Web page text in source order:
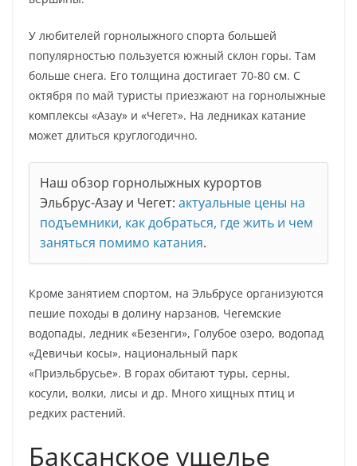
У любителей горнолыжного спорта большей
популярностью пользуется южный склон горы. Там
больше снега. Его толщина достигает 70-80 см. С
октября по май туристы приезжают на горнолыжные
комплексы «Азау» и «Чегет». На ледниках катание
может длиться круглогодично.
Наш обзор горнолыжных курортов
Эльбрус-Азау и Чегет: актуальные цены на
подъемники, как добраться, где жить и чем
заняться помимо катания.
Кроме занятием спортом, на Эльбрусе организуются
пешие походы в долину нарзанов, Чегемские
водопады, ледник «Безенги», Голубое озеро, водопад
«Девичьи косы», национальный парк
«Приэльбрусье». В горах обитают туры, серны,
косули, волки, лисы и др. Много хищных птиц и
редких растений.
Баксанское ущелье